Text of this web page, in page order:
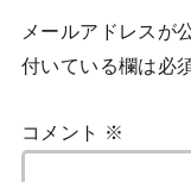
メールアドレスが
付いている欄は必
コメント ※